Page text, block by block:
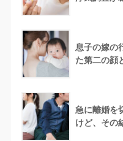
息子の嫁の
た第二の顔
急に離婚を
けど、その